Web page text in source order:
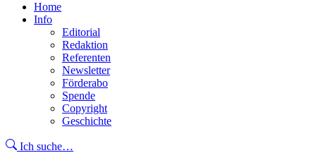
Home
Info
Editorial
Redaktion
Referenten
Newsletter
Förderabo
Spende
Copyright
Geschichte
Ich suche…